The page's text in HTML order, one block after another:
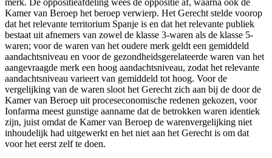
Kamer van Beroep het beroep verwierp. Het Gerecht stelde voorop
dat het relevante territorium Spanje is en dat het relevante publiek
bestaat uit afnemers van zowel de klasse 3-waren als de klasse 5-
waren; voor de waren van het oudere merk geldt een gemiddeld
aandachtsniveau en voor de gezondheidsgerelateerde waren van het
aangevraagde merk een hoog aandachtsniveau, zodat het relevante
aandachtsniveau varieert van gemiddeld tot hoog. Voor de
vergelijking van de waren sloot het Gerecht zich aan bij de door de
Kamer van Beroep uit proceseconomische redenen gekozen, voor
Ionfarma meest gunstige aanname dat de betrokken waren identiek
zijn, juist omdat de Kamer van Beroep de warenvergelijking niet
inhoudelijk had uitgewerkt en het niet aan het Gerecht is om dat
voor het eerst zelf te doen.